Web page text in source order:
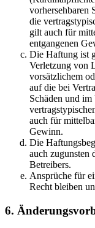
vorhersehbaren
die
gilt auch für
entgangenen
Die Haftung ist
Verletzung von
vorsätzlichem
auf die bei
Schäden und
auch für
Gewinn.
Die
auch zugunsten
Betreibers.
Ansprüche für
Recht bleiben
6.